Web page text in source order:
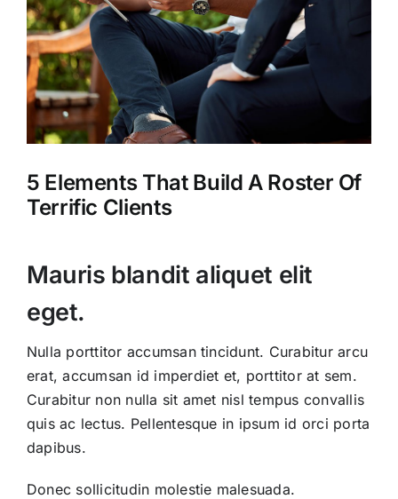
5 Elements That Build A Roster Of
Terrific Clients
Mauris blandit aliquet elit
eget.
Nulla porttitor accumsan tincidunt. Curabitur arcu
erat, accumsan id imperdiet et, porttitor at sem.
Curabitur non nulla sit amet nisl tempus convallis
quis ac lectus. Pellentesque in ipsum id orci porta
dapibus.
Donec sollicitudin molestie malesuada.